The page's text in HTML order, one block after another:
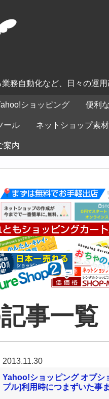
務自動化など、日々の運
ショッピング 便利
ール ネットショップ素材
案内
事一覧
2013.11.30
Yahoo!ショッピング オプシ
プル]利用時につまずいた事